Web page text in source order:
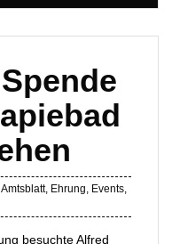
Amtsblatt, Ehrung, Events,
besuchte Alfred